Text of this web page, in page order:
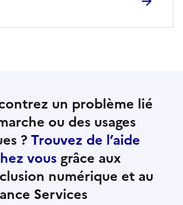
un problème lié
ou des usages
?Trouvez de l’aide
vous grâce aux
numérique et au
Services